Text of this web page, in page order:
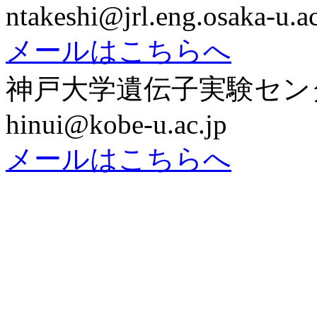
ntakeshi@jrl.eng.osaka-
メールはこちらへ
神戸大学遺伝子実験
hinui@kobe-u.ac.jp
メールはこちらへ